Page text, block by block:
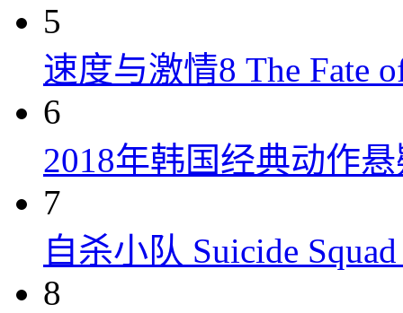
5
速度与激情8 The Fate
6
2018年韩国经典动作
7
自杀小队 Suicide
8